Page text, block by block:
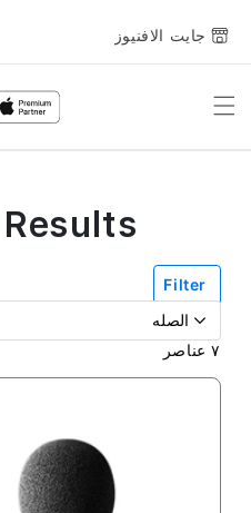
جايت الافنيوز
Toggle
Filter
٧عناصر